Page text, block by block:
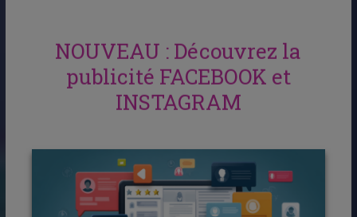
NOUVEAU : Découvrez la
publicité FACEBOOK et
INSTAGRAM